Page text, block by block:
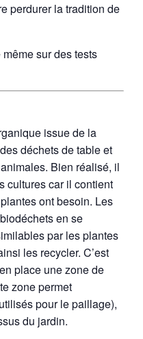
perdurer la tradition de
sur des tests
issue de la
déchets de table et
Bien réalisé, il
cultures car il contient
ont besoin. Les
en se
par les plantes
les recycler. C’est
place une zone de
zone permet
pour le paillage),
du jardin.